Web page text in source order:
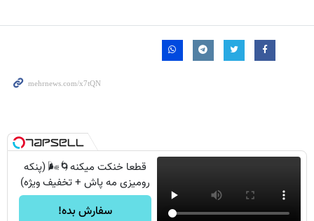
قطعا خنکت میکنه🌀🌬️ (پنکه
رومیزی مه پاش + تخفیف ویژه)
سفارش بده!